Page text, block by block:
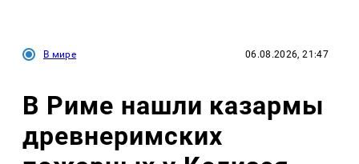
В мире 06.08.2026, 21:47
В Риме нашли казармы
древнеримских